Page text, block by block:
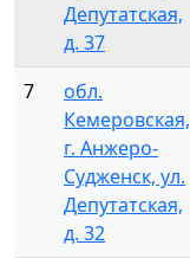
Депутатская,
д. 37
7
обл.
Кемеровская,
г. Анжеро-
Судженск, ул.
Депутатская,
д. 32